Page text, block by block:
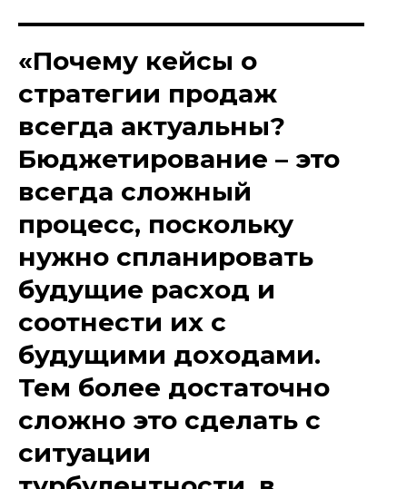
«Почему кейсы о
стратегии продаж
всегда актуальны?
Бюджетирование – это
всегда сложный
процесс, поскольку
нужно спланировать
будущие расход и
соотнести их с
будущими доходами.
Тем более достаточно
сложно это сделать с
ситуации